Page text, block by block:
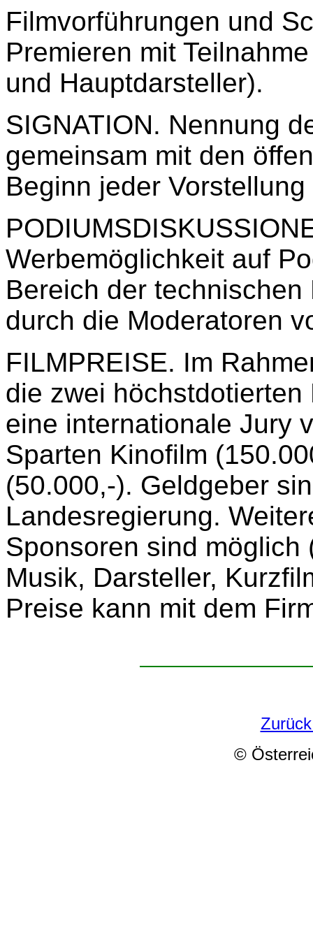
Filmvorführungen und
Premieren mit
und Hauptdarsteller).
SIGNATION. Nennung
gemeinsam mit den
Beginn jeder
Werbemöglichkeit auf
Bereich der
durch die Moderatoren
FILMPREISE. Im
die zwei
eine internationale Jury
Sparten Kinofilm
(50.000,-). Geldgeber
Landesregierung.
Sponsoren sind
Musik, Darsteller,
Preise kann mit dem
©